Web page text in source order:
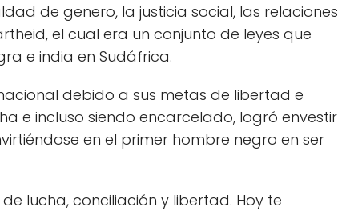
de genero, la justicia social, las relaciones
el cual era un conjunto de leyes que
e india en Sudáfrica.
debido a sus metas de libertad e
e incluso siendo encarcelado, logró envestir
en el primer hombre negro en ser
lucha, conciliación y libertad. Hoy te